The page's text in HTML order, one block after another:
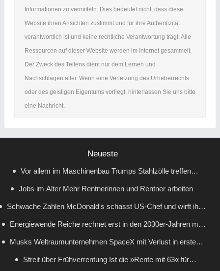
Informationen zu vermitteln. Dies bedeutet nicht, dass diese
Website ihren Ansichten zustimmt und für ihre Authentizität
verantwortlich ist und keine rechtliche Verantwortung trägt. Alle
Ressourcen auf dieser Website werden im Internet gesammelt.
Der Zweck des Teilens dient nur dem Lernen und
Nachschlagen aller. Wenn eine Verletzung des Urheberrechts
oder des geistigen Eigentums vorliegt, hinterlassen Sie uns bitte
eine Nachricht.
Neueste
Vor allem im Maschinenbau Trumps Stahlzölle treffen
Deutschland besonders hart
Jobs im Alter Mehr Rentnerinnen und Rentner arbeiten
Schwache Zahlen McDonald's schasst US-Chef und wirft ihm
Fehler vor
Energiewende Reiche rechnet erst in den 2030er-Jahren mit
deutlich niedrigerem Strompreis
Musks Weltraumunternehmen SpaceX mit Verlust in erstem
Quartal an der Börse
Streit über Frühverrentung Ist die »Rente mit 63« für